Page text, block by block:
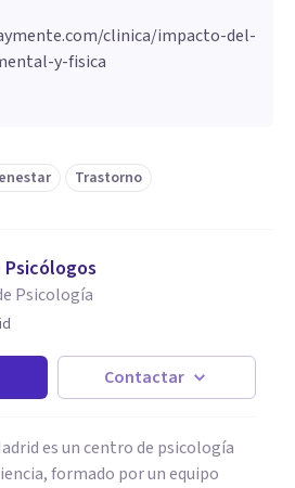
clinica/impacto-del-
y-fisica
Trastorno
Psicólogos
Psicología
Contactar
es un centro de psicología
formado por un equipo